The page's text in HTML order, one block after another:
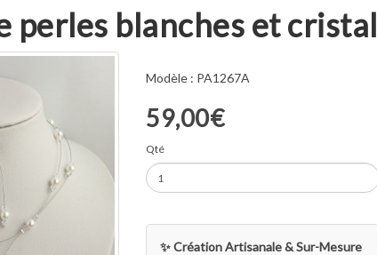
perles blanches et cristal
Modèle : PA1267A
59,00€
Qté
✨ Création Artisanale & Sur-Mesure